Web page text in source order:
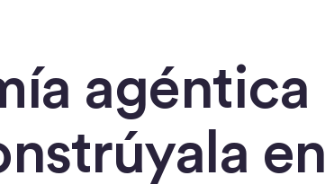
agéntica